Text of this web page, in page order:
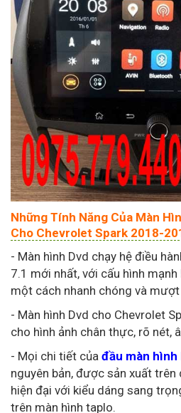
Những Tính Năng Của Màn
Cho Chevrolet Spark 2018-
- Màn hình Dvd chạy hệ điều
7.1 mới nhất, với cấu hình
một cách nhanh chóng và
- Màn hình Dvd cho Chevrolet
cho hình ảnh chân thực, rõ nét,
- Mọi chi tiết của đầu màn hình
nguyên bản, được sản xuất
hiện đại với kiểu dáng sang
trên màn hình taplo.